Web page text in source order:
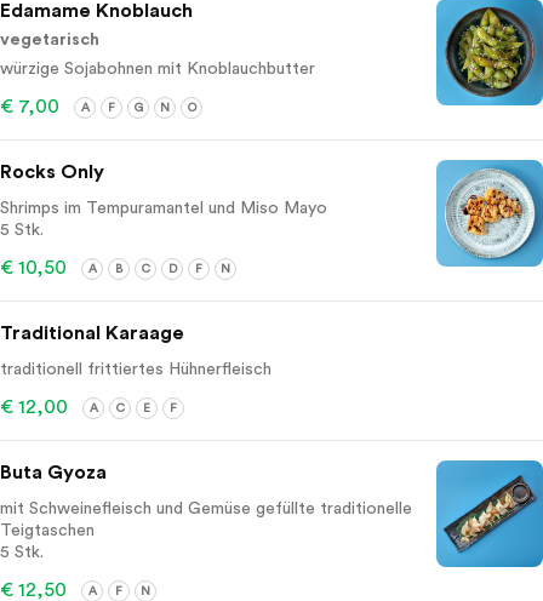
Edamame Knoblauch
vegetarisch
würzige Sojabohnen mit Knoblauchbutter
€ 7,00 A F G N O
Rocks Only
Shrimps im Tempuramantel und Miso Mayo
5 Stk.
€ 10,50 A B C D F N
Traditional Karaage
traditionell frittiertes Hühnerfleisch
€ 12,00 A C E F
Buta Gyoza
mit Schweinefleisch und Gemüse gefüllte traditionelle
Teigtaschen
5 Stk.
€ 12,50 A F N